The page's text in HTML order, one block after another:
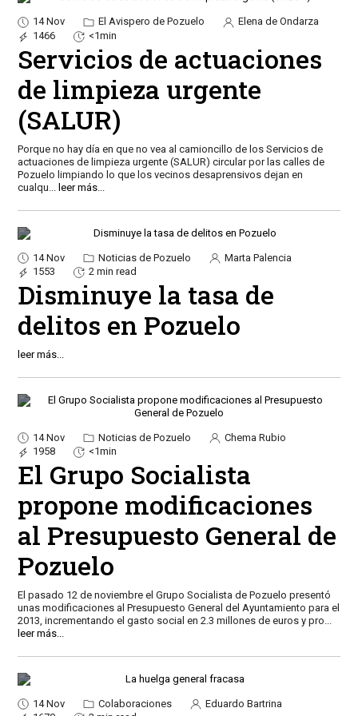
14 Nov El Avispero de Pozuelo
Elena de Ondarza
1466
<1min
Servicios de actuaciones
de limpieza urgente
(SALUR)
Porque no hay día en que no vea al camioncillo de los Servicios de
actuaciones de limpieza urgente (SALUR) circular por las calles de
Pozuelo limpiando lo que los vecinos desaprensivos dejan en
cualqu
leer más...
14 Nov Noticias de Pozuelo
Marta Palencia
1553
2 min read
Disminuye la tasa de
delitos en Pozuelo
leer más...
14 Nov Noticias de Pozuelo
Chema Rubio
1958
<1min
El Grupo Socialista
propone modificaciones
al Presupuesto General de
Pozuelo
El pasado 12 de noviembre el Grupo Socialista de Pozuelo presentó
unas modificaciones al Presupuesto General del Ayuntamiento para el
2013, incrementando el gasto social en 2.3 millones de euros y pro
leer más...
14 Nov Colaboraciones
Eduardo Bartrina